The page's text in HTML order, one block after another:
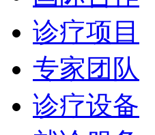
诊疗项目
专家团队
诊疗设备